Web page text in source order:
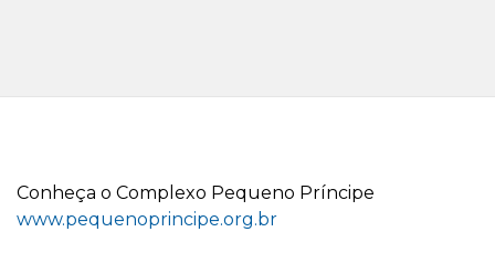
Conheça o Complexo Pequeno Príncipe
www.pequenoprincipe.org.br